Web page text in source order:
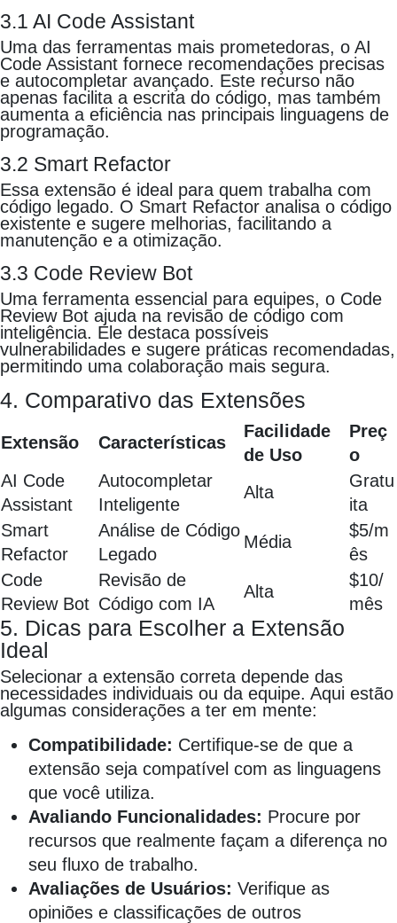
3.1 AI Code Assistant
Uma das ferramentas mais prometedoras, o AI
Code Assistant fornece recomendações precisas
e autocompletar avançado. Este recurso não
apenas facilita a escrita do código, mas também
aumenta a eficiência nas principais linguagens de
programação.
3.2 Smart Refactor
Essa extensão é ideal para quem trabalha com
código legado. O Smart Refactor analisa o código
existente e sugere melhorias, facilitando a
manutenção e a otimização.
3.3 Code Review Bot
Uma ferramenta essencial para equipes, o Code
Review Bot ajuda na revisão de código com
inteligência. Ele destaca possíveis
vulnerabilidades e sugere práticas recomendadas,
permitindo uma colaboração mais segura.
4. Comparativo das Extensões
Extensão Características
Facilidade
de Uso
Preç
o
AI Code
Assistant
Autocompletar
Inteligente
Alta
Gratu
ita
Smart
Refactor
Análise de Código
Legado
Média
$5/m
ês
Code
Review Bot
Revisão de
Código com IA
Alta
$10/
mês
5. Dicas para Escolher a Extensão
Ideal
Selecionar a extensão correta depende das
necessidades individuais ou da equipe. Aqui estão
algumas considerações a ter em mente:
Compatibilidade: Certifique-se de que a
extensão seja compatível com as linguagens
que você utiliza.
Avaliando Funcionalidades: Procure por
recursos que realmente façam a diferença no
seu fluxo de trabalho.
Avaliações de Usuários: Verifique as
opiniões e classificações de outros